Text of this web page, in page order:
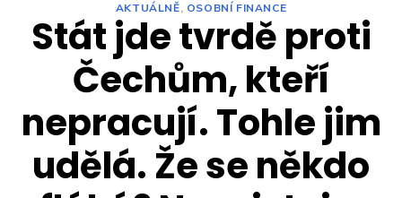
AKTUÁLNĚ, OSOBNÍ FINANCE
Stát jde tvrdě proti
Čechům, kteří
nepracují. Tohle jim
udělá. Že se někdo